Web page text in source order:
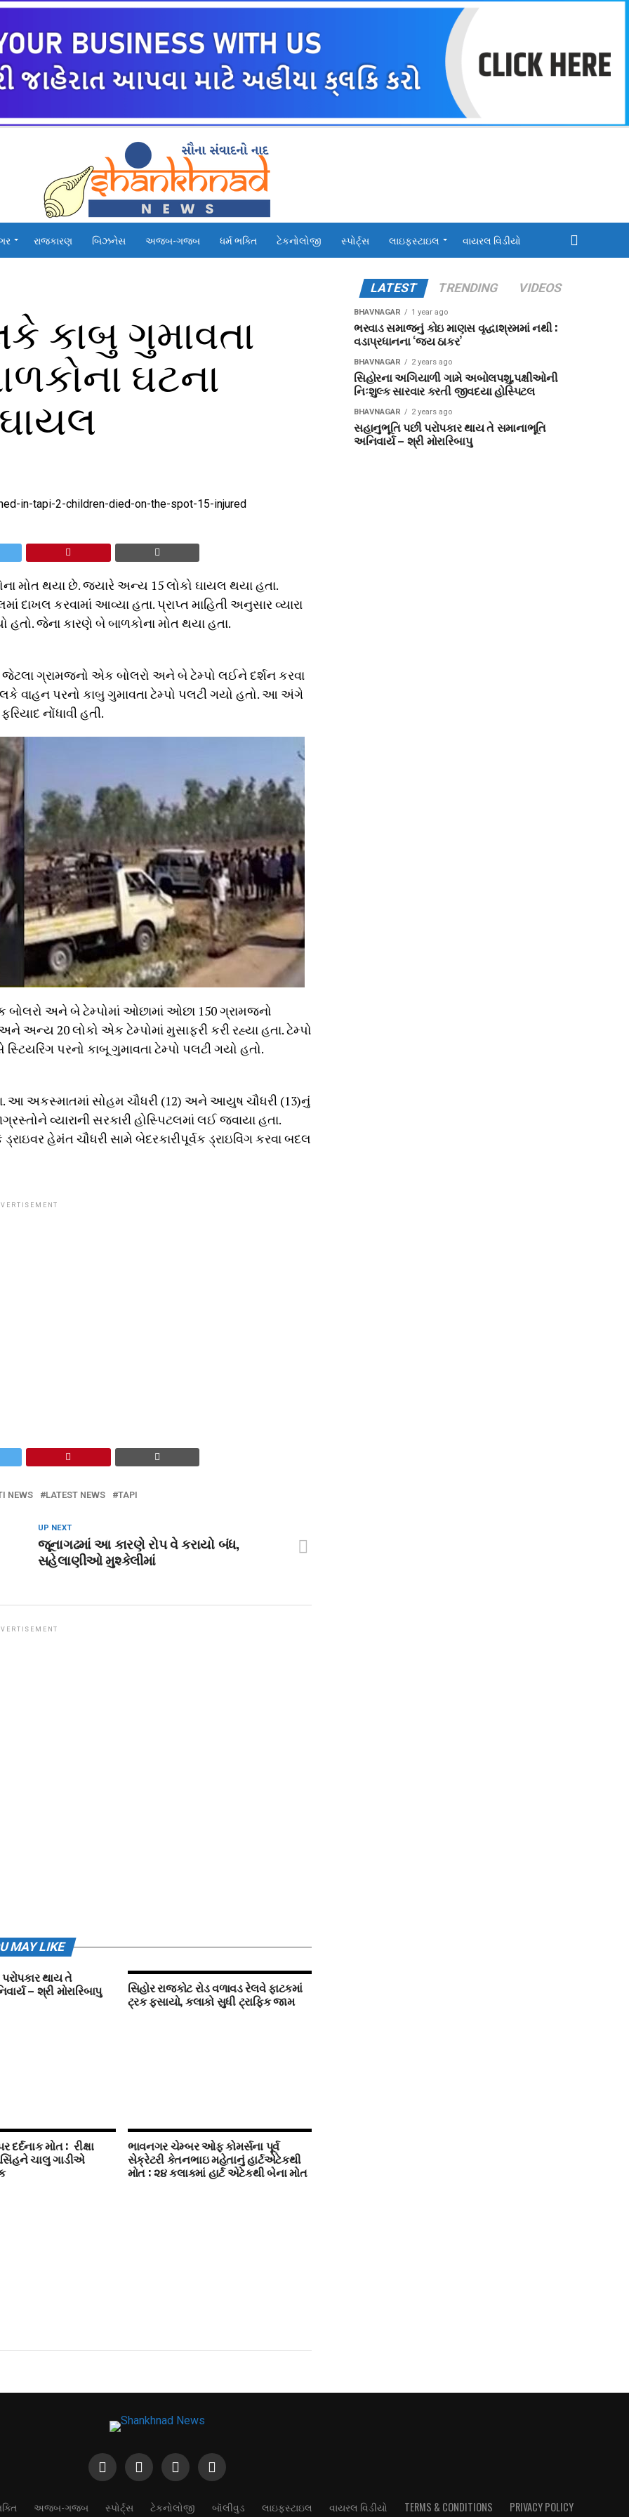
રાજકારણ બિઝનેસ અજબ-ગજબ ધર્મ ભક્તિ ટેકનોલોજી સ્પોર્ટ્સ લાઇફસ્ટાઇલ વાયરલ વિડીયો
કાબુ ગુમાવતા
ઘટના
મોત થયા છે. જ્યારે અન્ય 15 લોકો ઘાયલ થયા હતા.
કરવામાં આવ્યા હતા. પ્રાપ્ત માહિતી અનુસાર વ્યારા
હતો. જેના કારણે બે બાળકોના મોત થયા હતા.
જેટલા ગ્રામજનો એક બોલરો અને બે ટેમ્પો લઈને દર્શન કરવા
વાહન પરનો કાબુ ગુમાવતા ટેમ્પો પલટી ગયો હતો. આ અંગે
નોંધાવી હતી.
બોલરો અને બે ટેમ્પોમાં ઓછામાં ઓછા 150 ગ્રામજનો
અન્ય 20 લોકો એક ટેમ્પોમાં મુસાફરી કરી રહ્યા હતા. ટેમ્પો
પરનો કાબૂ ગુમાવતા ટેમ્પો પલટી ગયો હતો.
આ અકસ્માતમાં સોહમ ચૌધરી (12) અને આયુષ ચૌધરી (13)નું
વ્યારાની સરકારી હોસ્પિટલમાં લઈ જવાયા હતા.
હેમંત ચૌધરી સામે બેદરકારીપૂર્વક ડ્રાઇવિંગ કરવા બદલ
NEWS LATEST NEWS TAPI
UP NEXT
જૂનાગઢમાં આ કારણે રોપ વે કરાયો બંધ,
સહેલાણીઓ મુશ્કેલીમાં
MAY LIKE
થાય તે
– શ્રી મોરારિબાપુ સિહોર રાજકોટ રોડ વળાવડ રેલવે ફાટકમાં
ટ્રક ફસાયો, કલાકો સુધી ટ્રાફિક જામ
દર્દનાક મોત : રીક્ષા
ચાલુ ગાડીએ
ભાવનગર ચેમ્‍બર ઓફ કોમર્સના પૂર્વ
સેક્રેટરી કેતનભાઇ મહેતાનું હાર્ટએટેકથી
મોત : ૨૪ કલાકમાં હાર્ટ એટેકથી બેના મોત
LATEST TRENDING VIDEOS
BHAVNAGAR 1 year ago
ભરવાડ સમાજનું કોઇ માણસ વૃદ્ધાશ્રમમાં નથી :
વડાપ્રધાનના ‘જય ઠાકર’
BHAVNAGAR 2 years ago
સિહોરના અગિયાળી ગામે અબોલપશુ,પક્ષીઓની
નિઃશુલ્ક સારવાર કરતી જીવદયા હોસ્પિટલ
BHAVNAGAR 2 years ago
સહાનુભૂતિ પછી પરોપકાર થાય તે સમાનાભૂતિ
અનિવાર્ય – શ્રી મોરારિબાપુ
અજબ-ગજબ સ્પોર્ટ્સ ટેકનોલોજી બૉલીવુડ લાઇફસ્ટાઇલ વાયરલ વિડીયો TERMS & CONDITIONS PRIVACY POLICY